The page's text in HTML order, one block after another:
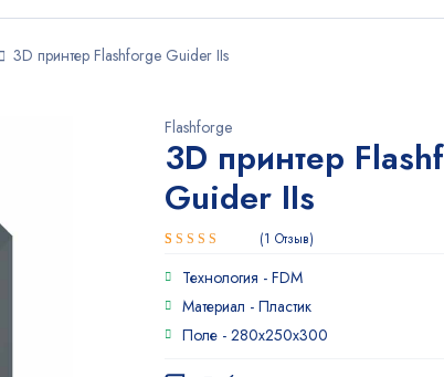
3D принтер Flashforge Guider IIs
Flashforge
3D принтер
Guider IIs
5.00из 5
на основе
опроса
пользователя
1 Отзыв
Технология - FDM
Материал - Пластик
Поле - 280x250x300